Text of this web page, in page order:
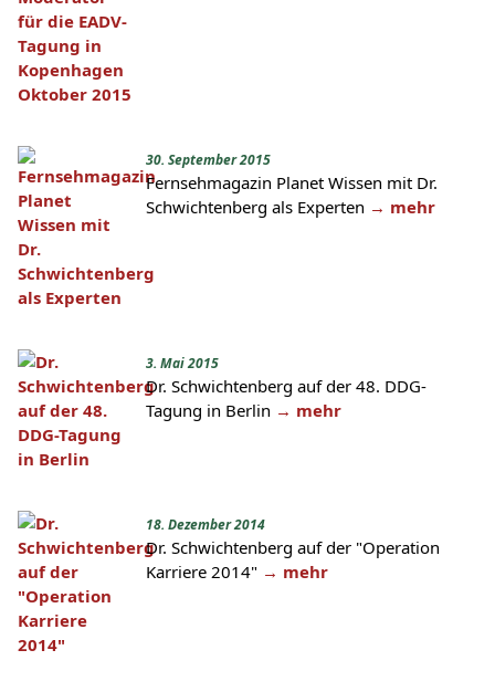
30. September 2015
Fernsehmagazin Planet Wissen mit Dr.
Schwichtenberg als Experten → mehr
3. Mai 2015
Dr. Schwichtenberg auf der 48. DDG-
Tagung in Berlin → mehr
18. Dezember 2014
Dr. Schwichtenberg auf der "Operation
Karriere 2014" → mehr